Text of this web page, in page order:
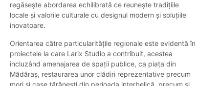
regăsește abordarea echilibrată ce reunește tradițiile
locale și valorile culturale cu designul modern și soluțiile
inovatoare.
Orientarea către particularitățile regionale este evidentă în
proiectele la care Larix Studio a contribuit, acestea
incluzând amenajarea de spații publice, ca piața din
Mădăraș, restaurarea unor clădiri reprezentative precum
mori și case țărănești din perioada interbelică, precum și